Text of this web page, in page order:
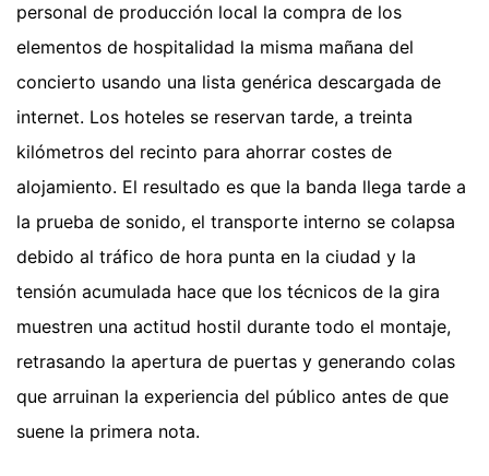
personal de producción local la compra de los
elementos de hospitalidad la misma mañana del
concierto usando una lista genérica descargada de
internet. Los hoteles se reservan tarde, a treinta
kilómetros del recinto para ahorrar costes de
alojamiento. El resultado es que la banda llega tarde a
la prueba de sonido, el transporte interno se colapsa
debido al tráfico de hora punta en la ciudad y la
tensión acumulada hace que los técnicos de la gira
muestren una actitud hostil durante todo el montaje,
retrasando la apertura de puertas y generando colas
que arruinan la experiencia del público antes de que
suene la primera nota.